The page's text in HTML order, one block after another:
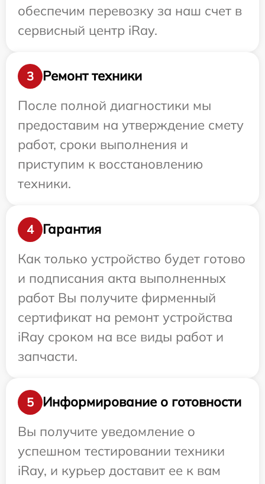
обеспечим перевозку за наш счет в
сервисный центр iRay.
3
Ремонт техники
После полной диагностики мы
предоставим на утверждение смету
работ, сроки выполнения и
приступим к восстановлению
техники.
4
Гарантия
Как только устройство будет готово
и подписания акта выполненных
работ Вы получите фирменный
сертификат на ремонт устройства
iRay сроком на все виды работ и
запчасти.
5
Информирование о готовности
Вы получите уведомление о
успешном тестировании техники
iRay, и курьер доставит ее к вам